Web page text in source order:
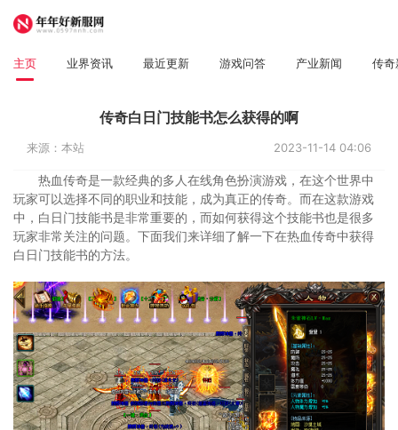
主页 业界资讯 最近更新 游戏问答 产业新闻 传奇
传奇白日门技能书怎么获得的啊
来源：本站 2023-11-14 04:06
热血传奇是一款经典的多人在线角色扮演游戏，在这个世界中
玩家可以选择不同的职业和技能，成为真正的传奇。而在这款游戏
中，白日门技能书是非常重要的，而如何获得这个技能书也是很多
玩家非常关注的问题。下面我们来详细了解一下在热血传奇中获得
白日门技能书的方法。